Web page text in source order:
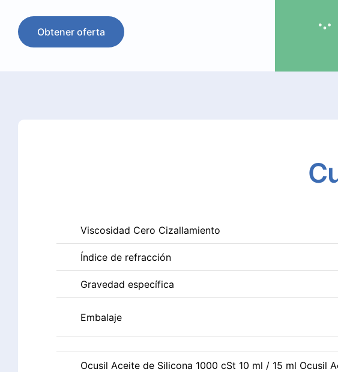
Obtener oferta
Viscosidad Cero Cizallamiento
Índice de refracción
Gravedad específica
Embalaje
Ocusil Aceite de Silicona 1000 cSt 10 ml / 15 ml Ocusil